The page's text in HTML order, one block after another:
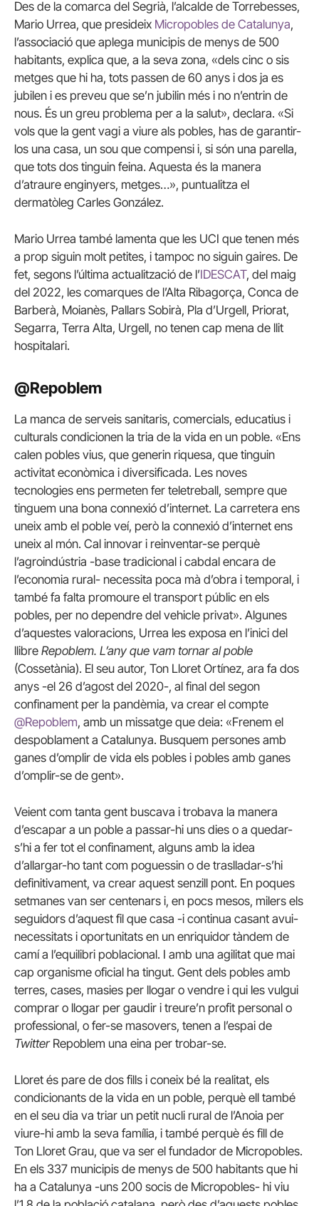
Des de la comarca del Segrià, l’alcalde de Torrebesses,
Mario Urrea, que presideix Micropobles de Catalunya,
l’associació que aplega municipis de menys de 500
habitants, explica que, a la seva zona, «dels cinc o sis
metges que hi ha, tots passen de 60 anys i dos ja es
jubilen i es preveu que se’n jubilin més i no n’entrin de
nous. És un greu problema per a la salut», declara. «Si
vols que la gent vagi a viure als pobles, has de garantir-
los una casa, un sou que compensi i, si són una parella,
que tots dos tinguin feina. Aquesta és la manera
d’atraure enginyers, metges…», puntualitza el
dermatòleg Carles González.
Mario Urrea també lamenta que les UCI que tenen més
a prop siguin molt petites, i tampoc no siguin gaires. De
fet, segons l’última actualització de l’IDESCAT, del maig
del 2022, les comarques de l’Alta Ribagorça, Conca de
Barberà, Moianès, Pallars Sobirà, Pla d’Urgell, Priorat,
Segarra, Terra Alta, Urgell, no tenen cap mena de llit
hospitalari.
@Repoblem
La manca de serveis sanitaris, comercials, educatius i
culturals condicionen la tria de la vida en un poble. «Ens
calen pobles vius, que generin riquesa, que tinguin
activitat econòmica i diversificada. Les noves
tecnologies ens permeten fer teletreball, sempre que
tinguem una bona connexió d’internet. La carretera ens
uneix amb el poble veí, però la connexió d’internet ens
uneix al món. Cal innovar i reinventar-se perquè
l’agroindústria -base tradicional i cabdal encara de
l’economia rural- necessita poca mà d’obra i temporal, i
també fa falta promoure el transport públic en els
pobles, per no dependre del vehicle privat». Algunes
d’aquestes valoracions, Urrea les exposa en l’inici del
llibre Repoblem. L’any que vam tornar al poble
(Cossetània). El seu autor, Ton Lloret Ortínez, ara fa dos
anys -el 26 d’agost del 2020-, al final del segon
confinament per la pandèmia, va crear el compte
@Repoblem, amb un missatge que deia: «Frenem el
despoblament a Catalunya. Busquem persones amb
ganes d’omplir de vida els pobles i pobles amb ganes
d’omplir-se de gent».
Veient com tanta gent buscava i trobava la manera
d’escapar a un poble a passar-hi uns dies o a quedar-
s’hi a fer tot el confinament, alguns amb la idea
d’allargar-ho tant com poguessin o de traslladar-s’hi
definitivament, va crear aquest senzill pont. En poques
setmanes van ser centenars i, en pocs mesos, milers els
seguidors d’aquest fil que casa -i continua casant avui-
necessitats i oportunitats en un enriquidor tàndem de
camí a l’equilibri poblacional. I amb una agilitat que mai
cap organisme oficial ha tingut. Gent dels pobles amb
terres, cases, masies per llogar o vendre i qui les vulgui
comprar o llogar per gaudir i treure’n profit personal o
professional, o fer-se masovers, tenen a l’espai de
TwitterRepoblem una eina per trobar-se.
Lloret és pare de dos fills i coneix bé la realitat, els
condicionants de la vida en un poble, perquè ell també
en el seu dia va triar un petit nucli rural de l’Anoia per
viure-hi amb la seva família, i també perquè és fill de
Ton Lloret Grau, que va ser el fundador de Micropobles.
En els 337 municipis de menys de 500 habitants que hi
ha a Catalunya -uns 200 socis de Micropobles- hi viu